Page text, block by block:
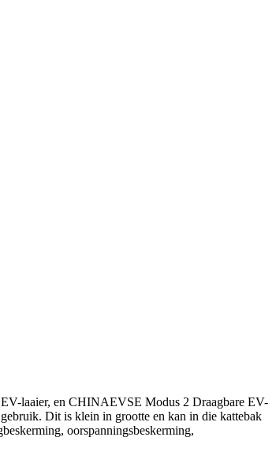
EV-laaier, en CHINAEVSE Modus 2 Draagbare EV-
Dit is klein in grootte en kan in die kattebak
oorspanningsbeskerming,